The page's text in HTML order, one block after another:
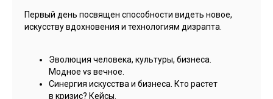
Первый день посвящен способности видеть новое,
искусству вдохновения и технологиям дизрапта.
Эволюция человека, культуры, бизнеса.
Модное vs вечное.
Синергия искусства и бизнеса. Кто растет
в кризис? Кейсы.